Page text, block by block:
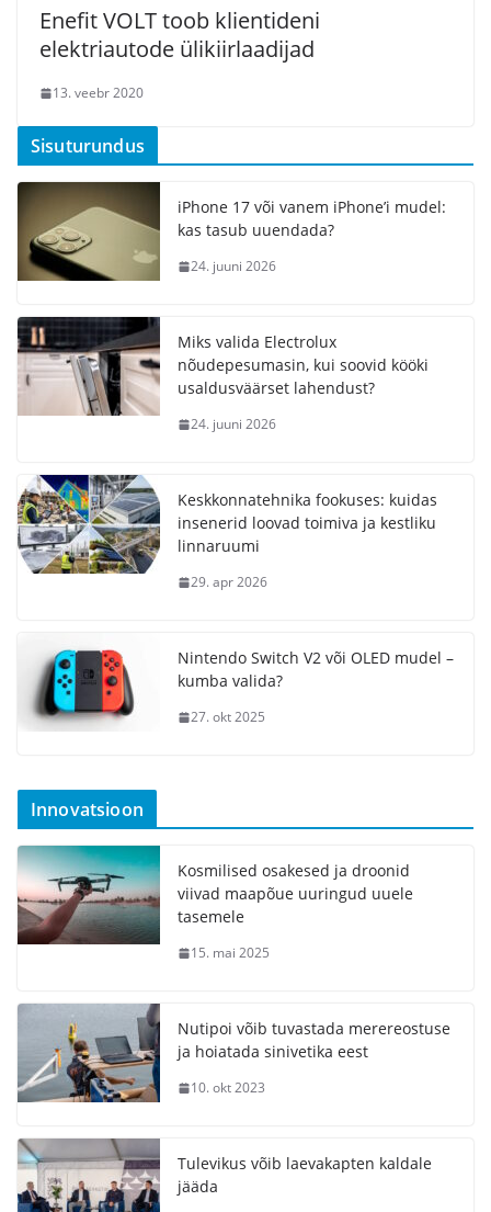
Enefit VOLT toob klientideni
elektriautode ülikiirlaadijad
13. veebr 2020
Sisuturundus
iPhone 17 või vanem iPhone’i mudel:
kas tasub uuendada?
24. juuni 2026
Miks valida Electrolux
nõudepesumasin, kui soovid kööki
usaldusväärset lahendust?
24. juuni 2026
Keskkonnatehnika fookuses: kuidas
insenerid loovad toimiva ja kestliku
linnaruumi
29. apr 2026
Nintendo Switch V2 või OLED mudel –
kumba valida?
27. okt 2025
Innovatsioon
Kosmilised osakesed ja droonid
viivad maapõue uuringud uuele
tasemele
15. mai 2025
Nutipoi võib tuvastada merereostuse
ja hoiatada sinivetika eest
10. okt 2023
Tulevikus võib laevakapten kaldale
jääda